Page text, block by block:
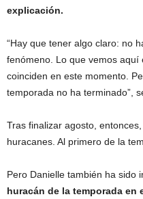
explicación.
“Hay que tener algo claro: no
fenómeno. Lo que vemos
coinciden en este momento.
temporada no ha terminado”,
Tras finalizar agosto,
huracanes. Al primero de la
Pero Danielle también ha sido
huracán de la temporada en